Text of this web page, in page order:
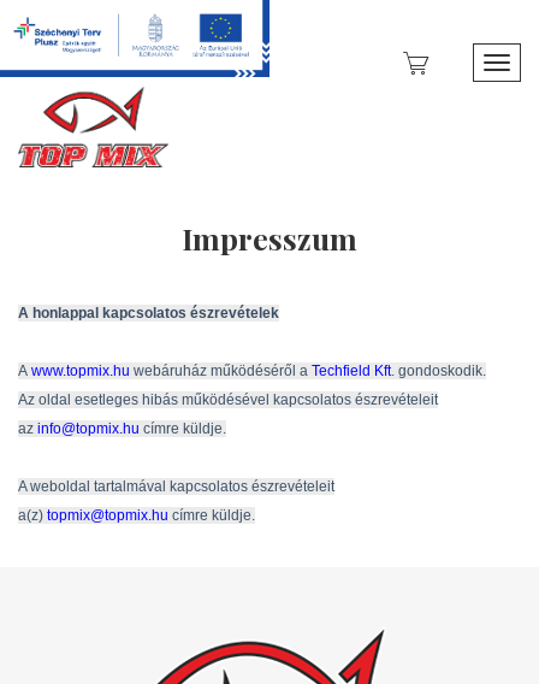
Impresszum
A honlappal kapcsolatos észrevételek
A www.topmix.hu webáruház működéséről a Techfield Kft. gondoskodik.
Az oldal esetleges hibás működésével kapcsolatos észrevételeit
az info@topmix.hu címre küldje.
A weboldal tartalmával kapcsolatos észrevételeit
a(z) topmix@topmix.hu címre küldje.